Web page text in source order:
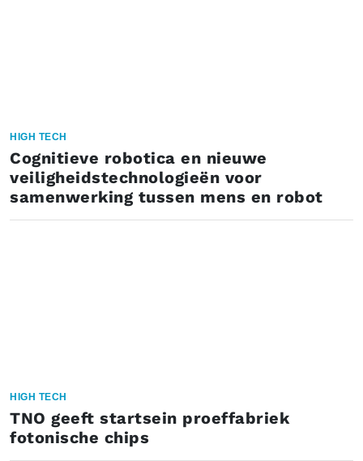
HIGH TECH
Cognitieve robotica en nieuwe
veiligheidstechnologieën voor
samenwerking tussen mens en robot
HIGH TECH
TNO geeft startsein proeffabriek
fotonische chips